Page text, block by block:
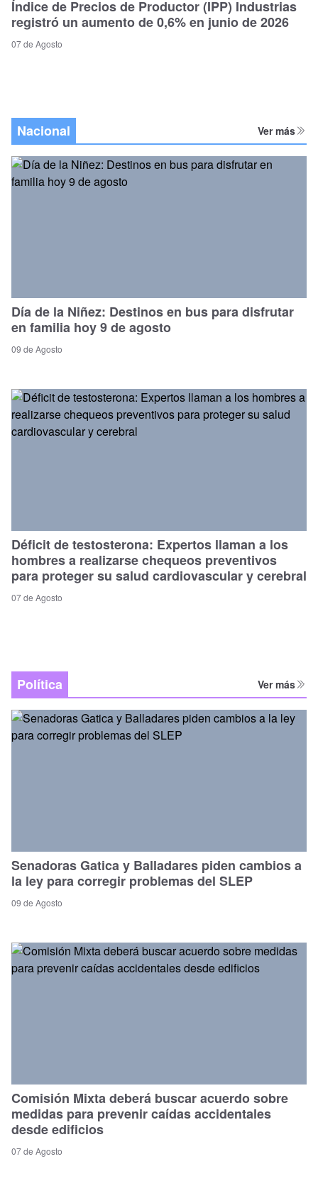
Índice de Precios de Productor (IPP) Industrias
registró un aumento de 0,6% en junio de 2026
07 de Agosto
Nacional Ver más
Día de la Niñez: Destinos en bus para disfrutar
en familia hoy 9 de agosto
09 de Agosto
Déficit de testosterona: Expertos llaman a los
hombres a realizarse chequeos preventivos
para proteger su salud cardiovascular y cerebral
07 de Agosto
Política Ver más
Senadoras Gatica y Balladares piden cambios a
la ley para corregir problemas del SLEP
09 de Agosto
Comisión Mixta deberá buscar acuerdo sobre
medidas para prevenir caídas accidentales
desde edificios
07 de Agosto